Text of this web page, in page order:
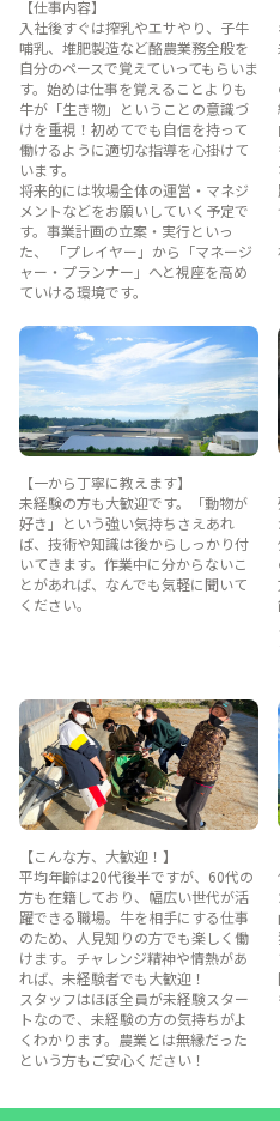
【仕事内容】
入社後すぐは搾乳やエサやり、子牛
哺乳、堆肥製造など酪農業務全般を
自分のペースで覚えていってもらいま
す。始めは仕事を覚えることよりも
牛が「生き物」ということの意識づ
けを重視！初めてでも自信を持って
働けるように適切な指導を心掛けて
います。
将来的には牧場全体の運営・マネジ
メントなどをお願いしていく予定で
す。事業計画の立案・実行といっ
た、 「プレイヤー」から「マネージ
ャー・プランナー」へと視座を高め
ていける環境です。
【一から丁寧に教えます】
未経験の方も大歓迎です。「動物が
好き」という強い気持ちさえあれ
ば、技術や知識は後からしっかり付
いてきます。作業中に分からないこ
とがあれば、なんでも気軽に聞いて
ください。
【こんな方、大歓迎！】
平均年齢は20代後半ですが、60代の
方も在籍しており、幅広い世代が活
躍できる職場。牛を相手にする仕事
のため、人見知りの方でも楽しく働
けます。チャレンジ精神や情熱があ
れば、未経験者でも大歓迎！
スタッフはほぼ全員が未経験スター
トなので、未経験の方の気持ちがよ
くわかります。農業とは無縁だった
という方もご安心ください！